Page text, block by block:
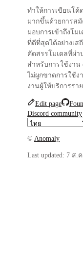
ทำให้การเขียนโค้
มากขึ้นด้วยการส
มอบการเข้าถึงโม
ที่ดีที่สุดได้อย่างเส
คัดสรรโมเดลที่ผ่า
สำหรับการใช้งาน
ไม่ผูกขาดการใช้ง
งานผู้ให้บริการรา
Edit page
Discord community
© Anomaly
Last updated: 7 ส.ค